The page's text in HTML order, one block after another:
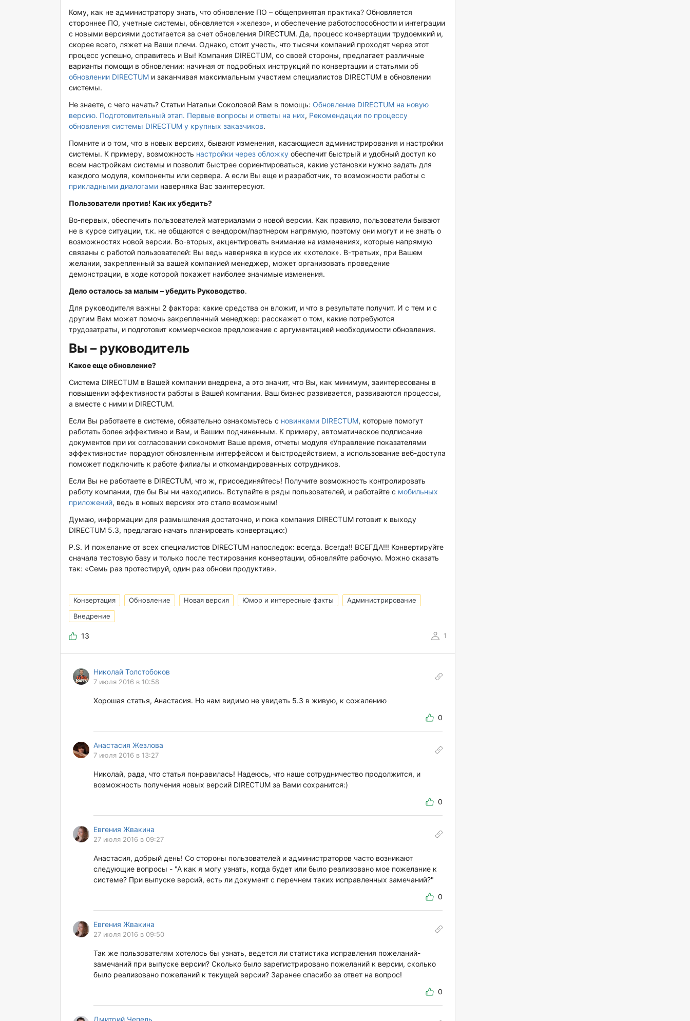
Кому, как не администратору знать, что обновление ПО – общепринятая практика? Обновляется
стороннее ПО, учетные системы, обновляется «железо», и обеспечение работоспособности и интеграции
с новыми версиями достигается за счет обновления DIRECTUM. Да, процесс конвертации трудоемкий и,
скорее всего, ляжет на Ваши плечи. Однако, стоит учесть, что тысячи компаний проходят через этот
процесс успешно, справитесь и Вы! Компания DIRECTUM, со своей стороны, предлагает различные
варианты помощи в обновлении: начиная от подробных инструкций по конвертации и статьями об
обновлении DIRECTUM и заканчивая максимальным участием специалистов DIRECTUM в обновлении
системы.
Не знаете, с чего начать? Статьи Натальи Соколовой Вам в помощь: Обновление DIRECTUM на новую
версию. Подготовительный этап. Первые вопросы и ответы на них, Рекомендации по процессу
обновления системы DIRECTUM у крупных заказчиков.
Помните и о том, что в новых версиях, бывают изменения, касающиеся администрирования и настройки
системы. К примеру, возможность настройки через обложку обеспечит быстрый и удобный доступ ко
всем настройкам системы и позволит быстрее сориентироваться, какие установки нужно задать для
каждого модуля, компоненты или сервера. А если Вы еще и разработчик, то возможности работы с
прикладными диалогами наверняка Вас заинтересуют.
Пользователи против! Как их убедить?
Во-первых, обеспечить пользователей материалами о новой версии. Как правило, пользователи бывают
не в курсе ситуации, т.к. не общаются с вендором/партнером напрямую, поэтому они могут и не знать о
возможностях новой версии. Во-вторых, акцентировать внимание на изменениях, которые напрямую
связаны с работой пользователей: Вы ведь наверняка в курсе их «хотелок». В-третьих, при Вашем
желании, закрепленный за вашей компанией менеджер, может организовать проведение
демонстрации, в ходе которой покажет наиболее значимые изменения.
Дело осталось за малым – убедить Руководство.
Для руководителя важны 2 фактора: какие средства он вложит, и что в результате получит. И с тем и с
другим Вам может помочь закрепленный менеджер: расскажет о том, какие потребуются
трудозатраты, и подготовит коммерческое предложение с аргументацией необходимости обновления.
Вы – руководитель
Какое еще обновление?
Система DIRECTUM в Вашей компании внедрена, а это значит, что Вы, как минимум, заинтересованы в
повышении эффективности работы в Вашей компании. Ваш бизнес развивается, развиваются процессы,
а вместе с ними и DIRECTUM.
Если Вы работаете в системе, обязательно ознакомьтесь с новинками DIRECTUM, которые помогут
работать более эффективно и Вам, и Вашим подчиненным. К примеру, автоматическое подписание
документов при их согласовании сэкономит Ваше время, отчеты модуля «Управление показателями
эффективности» порадуют обновленным интерфейсом и быстродействием, а использование веб-доступа
поможет подключить к работе филиалы и откомандированных сотрудников.
Если Вы не работаете в DIRECTUM, что ж, присоединяйтесь! Получите возможность контролировать
работу компании, где бы Вы ни находились. Вступайте в ряды пользователей, и работайте с мобильных
приложений, ведь в новых версиях это стало возможным!
Думаю, информации для размышления достаточно, и пока компания DIRECTUM готовит к выходу
DIRECTUM 5.3, предлагаю начать планировать конвертацию:)
P.S. И пожелание от всех специалистов DIRECTUM напоследок: всегда. Всегда!! ВСЕГДА!!! Конвертируйте
сначала тестовую базу и только после тестирования конвертации, обновляйте рабочую. Можно сказать
так: «Семь раз протестируй, один раз обнови продуктив».
Конвертация Обновление Новая версия Юмор и интересные факты
Администрирование
Внедрение
13 1
Николай Толстобоков
7 июля 2016 в 10:58
Хорошая статья, Анастасия. Но нам видимо не увидеть 5.3 в живую, к сожалению
0
Анастасия Жезлова
7 июля 2016 в 13:27
Николай, рада, что статья понравилась! Надеюсь, что наше сотрудничество продолжится, и
возможность получения новых версий DIRECTUM за Вами сохранится:)
0
Евгения Жвакина
27 июля 2016 в 09:27
Анастасия, добрый день! Со стороны пользователей и администраторов часто возникают
следующие вопросы - "А как я могу узнать, когда будет или было реализовано мое пожелание к
системе? При выпуске версий, есть ли документ с перечнем таких исправленных замечаний?"
0
Евгения Жвакина
27 июля 2016 в 09:50
Так же пользователям хотелось бы узнать, ведется ли статистика исправления пожеланий-
замечаний при выпуске версии? Сколько было зарегистрировано пожеланий к версии, сколько
было реализовано пожеланий к текущей версии? Заранее спасибо за ответ на вопрос!
0
Дмитрий Чепель